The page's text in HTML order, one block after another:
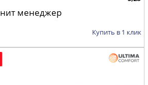
менеджер
Купить в 1 клик